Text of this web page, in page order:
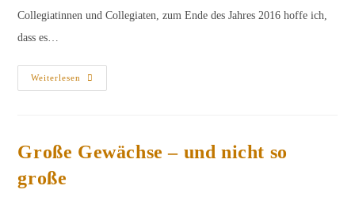
Collegiatinnen und Collegiaten, zum Ende des Jahres 2016 hoffe ich,
dass es…
Weiterlesen
Jahresbericht
2016
Große Gewächse – und nicht so
große